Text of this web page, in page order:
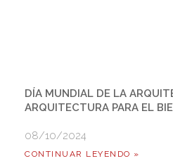
DÍA MUNDIAL DE LA
ARQUITECTURA PARA EL
08/10/2024
CONTINUAR LEYENDO »